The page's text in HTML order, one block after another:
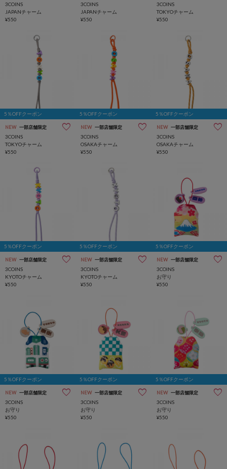
3COINS
JAPANチャーム
¥550
3COINS
JAPANチャーム
¥550
3COINS
TOKYOチャーム
¥550
5％OFFクーポン
NEW 一部店舗限定
3COINS
TOKYOチャーム
¥550
5％OFFクーポン
NEW 一部店舗限定
3COINS
OSAKAチャーム
¥550
5％OFFクーポン
NEW 一部店舗限定
3COINS
OSAKAチャーム
¥550
5％OFFクーポン
NEW 一部店舗限定
3COINS
KYOTOチャーム
¥550
5％OFFクーポン
NEW 一部店舗限定
3COINS
KYOTOチャーム
¥550
5％OFFクーポン
NEW 一部店舗限定
3COINS
お守り
¥550
5％OFFクーポン
NEW 一部店舗限定
3COINS
お守り
¥550
5％OFFクーポン
NEW 一部店舗限定
3COINS
お守り
¥550
5％OFFクーポン
NEW 一部店舗限定
3COINS
お守り
¥550